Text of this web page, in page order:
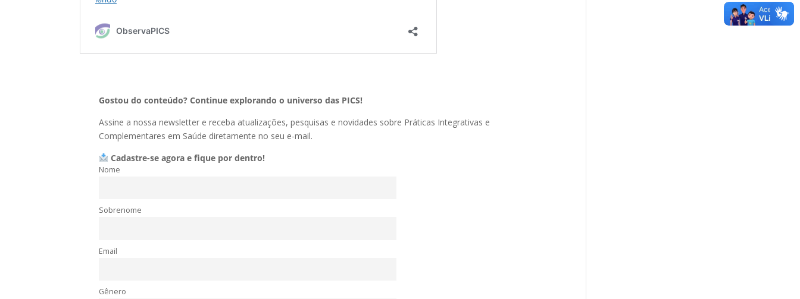
Gostou do conteúdo? Continue explorando o universo das PICS!
Assine a nossa newsletter e receba atualizações, pesquisas e novidades sobre Práticas Integrativas e
Complementares em Saúde diretamente no seu e-mail.
Cadastre-se agora e fique por dentro!
Nome
Sobrenome
Email
Gênero